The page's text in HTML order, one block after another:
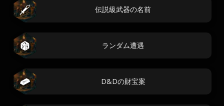
伝説級武器の名前
ランダム遭遇
D&Dの財宝案